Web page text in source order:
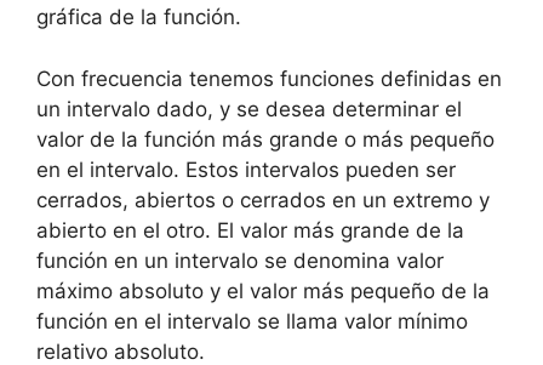
gráfica de la función.
Con frecuencia tenemos funciones definidas en
un intervalo dado, y se desea determinar el
valor de la función más grande o más pequeño
en el intervalo. Estos intervalos pueden ser
cerrados, abiertos o cerrados en un extremo y
abierto en el otro. El valor más grande de la
función en un intervalo se denomina valor
máximo absoluto y el valor más pequeño de la
función en el intervalo se llama valor mínimo
relativo absoluto.